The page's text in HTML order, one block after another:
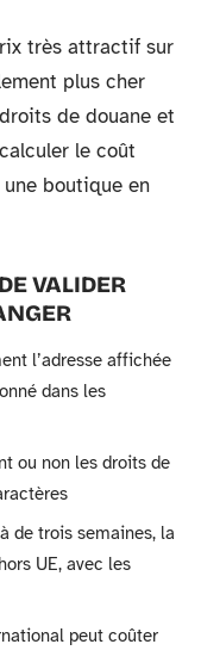
très attractif sur
plus cher
de douane et
le coût
boutique en
VALIDER
l’adresse affichée
dans les
ou non les droits de
de trois semaines, la
UE, avec les
peut coûter